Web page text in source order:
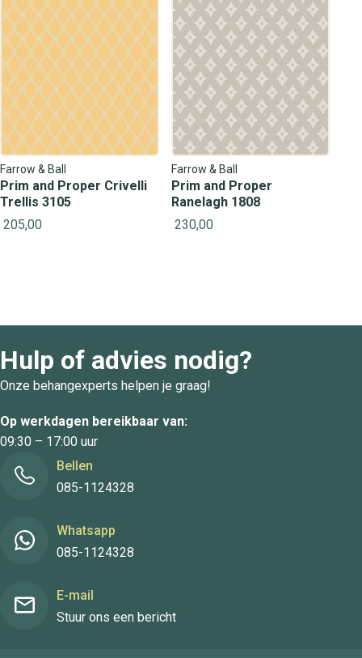
Farrow & Ball
Prim and Proper Crivelli
Trellis 3105
205,00
Farrow & Ball
Prim and Proper
Ranelagh 1808
230,00
Hulp of advies nodig?
Onze behangexperts helpen je graag!
Op werkdagen bereikbaar van:
09:30 – 17:00 uur
Bellen
085-1124328
Whatsapp
085-1124328
E-mail
Stuur ons een bericht